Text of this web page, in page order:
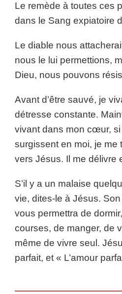
Le remède à toutes ces
dans le Sang expiatoire
Le diable nous
nous le lui permettions,
Dieu, nous pouvons
Avant d’être sauvé, je
détresse constante.
vivant dans mon cœur, si
surgissent en moi, je me
vers Jésus. Il me délivre
S’il y a un malaise
vie, dites-le à Jésus.
vous permettra de
courses, de manger, de
même de vivre seul.
parfait, et « L’amour